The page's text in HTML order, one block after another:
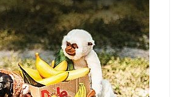
itt a kockásminta alatt?